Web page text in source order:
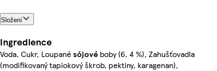
Složení
Ingredience
Voda, Cukr, Loupanésójové boby (6, 4 %), Zahušťovadla
(modifikovaný tapiokový škrob, pektiny, karagenan),